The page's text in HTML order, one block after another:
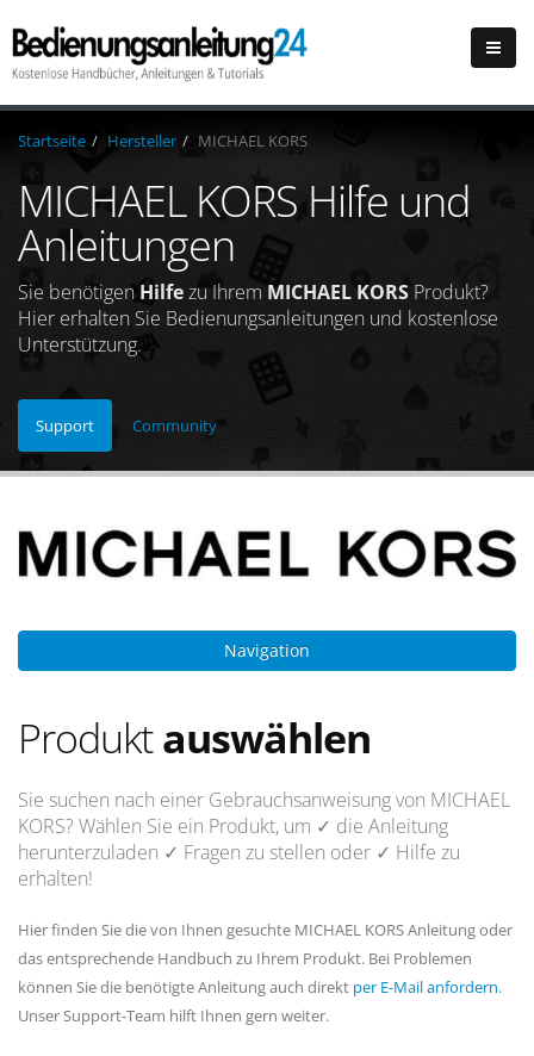
Startseite Hersteller MICHAEL KORS
MICHAEL KORS Hilfe und
Anleitungen
Sie benötigen Hilfezu Ihrem MICHAEL KORS Produkt?
Hier erhalten Sie Bedienungsanleitungen und kostenlose
Unterstützung.
Support Community
Navigation
Produktauswählen
Sie suchen nach einer Gebrauchsanweisung von MICHAEL
KORS? Wählen Sie ein Produkt, um ✓ die Anleitung
herunterzuladen ✓ Fragen zu stellen oder ✓ Hilfe zu
erhalten!
Hier finden Sie die von Ihnen gesuchte MICHAEL KORS Anleitung oder
das entsprechende Handbuch zu Ihrem Produkt. Bei Problemen
können Sie die benötigte Anleitung auch direkt per E-Mail anfordern.
Unser Support-Team hilft Ihnen gern weiter.